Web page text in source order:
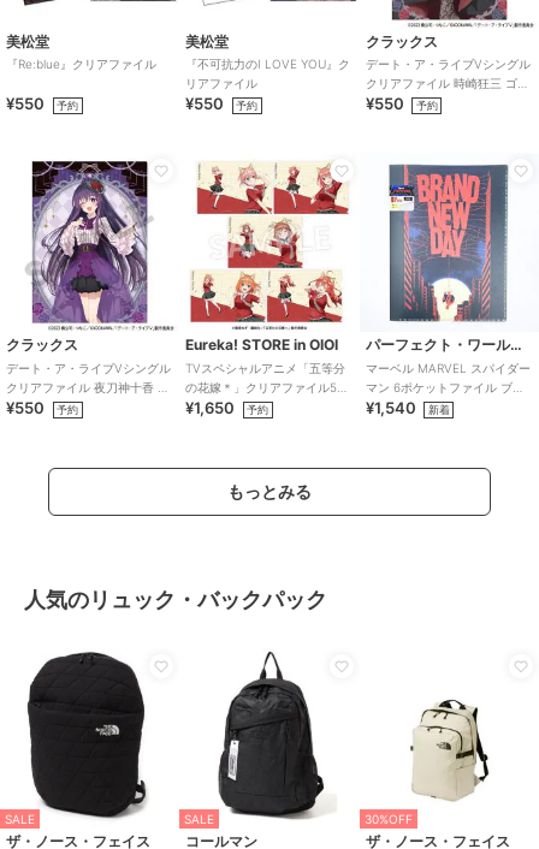
美松堂
『Re:blue』クリアファイル
¥550 予約
美松堂
『不可抗力のI LOVE YOU』ク
リアファイル
¥550 予約
クラックス
デート・ア・ライブVシングル
クリアファイル 時崎狂三 ゴシ
ックドール
¥550 予約
クラックス
デート・ア・ライブVシングル
クリアファイル 夜刀神十香 ゴ
シックドール
¥550 予約
Eureka! STORE in OIOI
TVスペシャルアニメ「五等分
の花嫁＊」クリアファイル5種
セット
¥1,650 予約
パーフェクト・ワールド・トーキョー
マーベル MARVEL スパイダー
マン 6ポケットファイル ブラ
ック クリアファイル 文具
¥1,540 新着
もっとみる
人気のリュック・バックパック
SALE
ザ・ノース・フェイス
SALE
コールマン
30%OFF
ザ・ノース・フェイス